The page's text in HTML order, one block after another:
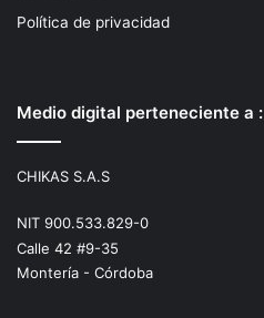
Política de privacidad
Medio digital perteneciente a :
CHIKAS S.A.S
NIT 900.533.829-0
Calle 42 #9-35
Montería - Córdoba